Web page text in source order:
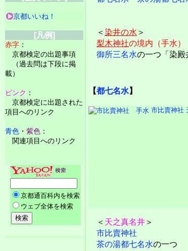
＜ 染井の水 ＞
梨木神社の境内（手水）
御所三名水の一つ「染殿
【都七名水】
市比賣神社
＜ 天之真名井 ＞
市比賣神社
茶の湯都七名水の一つ
京都いいね！
[凡例]
赤字 ：
京都検定の出題事項
（過去問は下段に掲
載）
ピンク ：
京都検定に出題された
項目へのリンク
青色 ・ 紫色 ：
関連項目へのリンク